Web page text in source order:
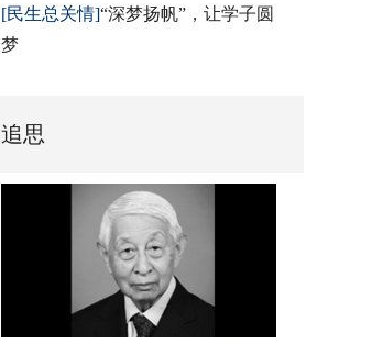
[民生总关情]“深梦扬帆”，让学子圆
梦
追思